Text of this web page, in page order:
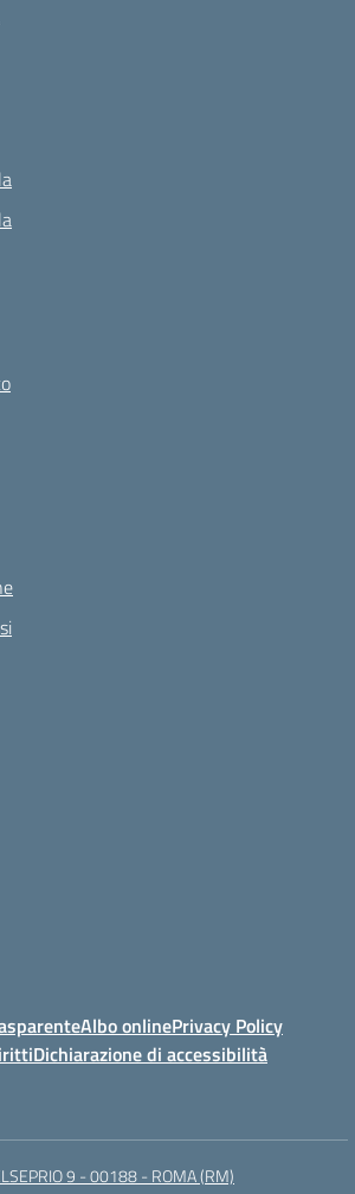
Albo onlinePrivacy Policy
Dichiarazione di accessibilità
9 - 00188 - ROMA (RM)